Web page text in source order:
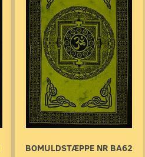
BOMULDSTÆPPE NR BA62